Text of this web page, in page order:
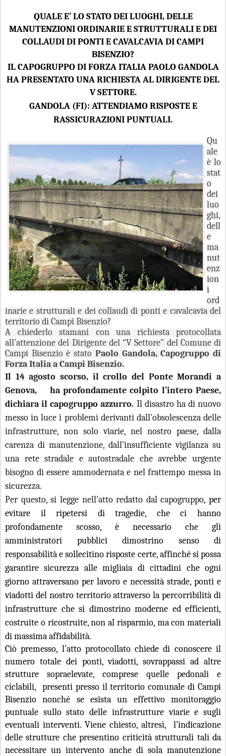
QUALE E’ LO STATO DEI LUOGHI, DELLE
MANUTENZIONI ORDINARIE E STRUTTURALI E DEI
COLLAUDI DI PONTI E CAVALCAVIA DI CAMPI
BISENZIO?
IL CAPOGRUPPO DI FORZA ITALIA PAOLO GANDOLA
HA PRESENTATO UNA RICHIESTA AL DIRIGENTE DEL
V SETTORE.
GANDOLA (FI): ATTENDIAMO RISPOSTE E
RASSICURAZIONI PUNTUALI.
Qu
ale
è lo
stat
o
dei
luo
ghi,
dell
e
ma
nut
enz
ion
i
ord
inarie e strutturali e dei collaudi di ponti e cavalcavia del
territorio di Campi Bisenzio?
A chiederlo stamani con una richiesta protocollata
all’attenzione del Dirigente del “V Settore” del Comune di
Campi Bisenzio è stato Paolo Gandola, Capogruppo di
Forza Italia a Campi Bisenzio.
Il 14 agosto scorso, il crollo del Ponte Morandi a
Genova,
ha profondamente colpito l’intero Paese,
dichiara il capogruppo azzurro. Il disastro ha di nuovo
messo in luce i problemi derivanti dall’obsolescenza delle
infrastrutture, non solo viarie, nel nostro paese, dalla
carenza di manutenzione, dall’insufficiente vigilanza su
una rete stradale e autostradale che avrebbe urgente
bisogno di essere ammodernata e nel frattempo messa in
sicurezza.
Per questo, si legge nell’atto redatto dal capogruppo, per
evitare il ripetersi di tragedie, che ci hanno
profondamente scosso, è necessario che gli
amministratori pubblici dimostrino senso di
responsabilità e sollecitino risposte certe, affinché si possa
garantire sicurezza alle migliaia di cittadini che ogni
giorno attraversano per lavoro e necessità strade, ponti e
viadotti del nostro territorio attraverso la percorribilità di
infrastrutture che si dimostrino moderne ed efficienti,
costruite o ricostruite, non al risparmio, ma con materiali
di massima affidabilità.
Ciò premesso, l’atto protocollato chiede di conoscere il
numero totale dei ponti, viadotti, sovrappassi ad altre
strutture sopraelevate, comprese quelle pedonali e
ciclabili,
presenti presso il territorio comunale di Campi
Bisenzio nonché se esista un effettivo monitoraggio
puntuale sullo stato delle infrastrutture viarie e sugli
eventuali interventi. Viene chiesto, altresì,
l’indicazione
delle strutture che presentino criticità strutturali tali da
necessitare un intervento anche di sola manutenzione